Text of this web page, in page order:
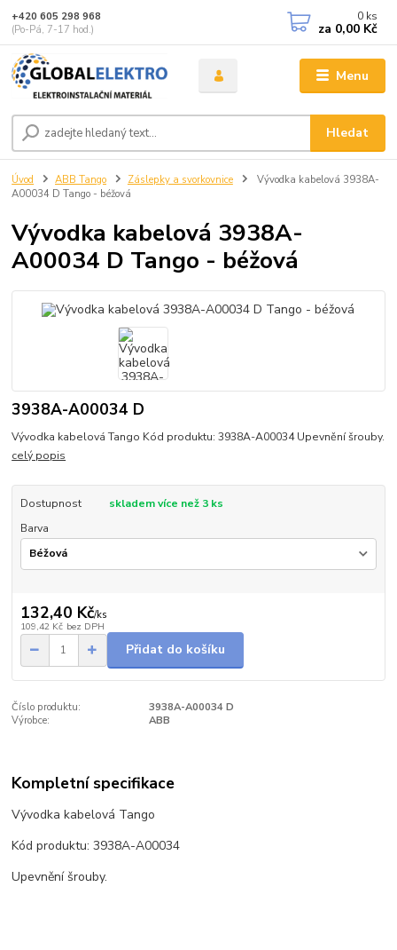
Menu
Hledat
+420 605 298 968
(Po-Pá, 7-17 hod.)
0 ks
za 0,00 Kč
Úvod ABB Tango Záslepky a svorkovnice
Vývodka kabelová 3938A-
A00034 D Tango - béžová
Vývodka kabelová 3938A-
A00034 D Tango - béžová
3938A-A00034 D
Vývodka kabelová Tango Kód produktu: 3938A-A00034 Upevnění šrouby.
celý popis
Dostupnost
skladem více než 3 ks
Barva
132,40 Kč/ks
109,42 Kč bez DPH
Přidat do košíku
Číslo produktu:
3938A-A00034 D
Výrobce:
ABB
Kompletní specifikace
Vývodka kabelová Tango
Kód produktu: 3938A-A00034
Upevnění šrouby.